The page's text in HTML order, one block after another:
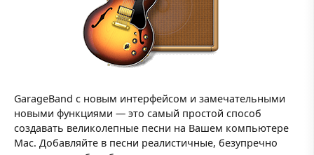
GarageBand с новым интерфейсом и замечательными
новыми функциями — это самый простой способ
создавать великолепные песни на Вашем компьютере
Mac. Добавляйте в песни реалистичные, безупречно